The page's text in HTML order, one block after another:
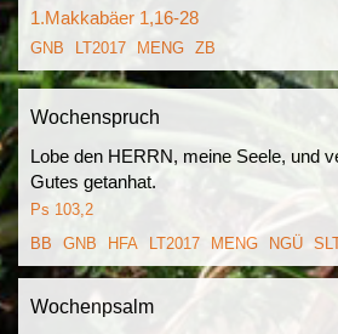
1.Makkabäer 1,16-28
GNB LT2017 MENG ZB
Wochenspruch
Lobe den HERRN, meine Seele, und
Gutes getanhat.
Ps 103,2
BB
GNB HFA LT2017 MENG NGÜ
Wochenpsalm